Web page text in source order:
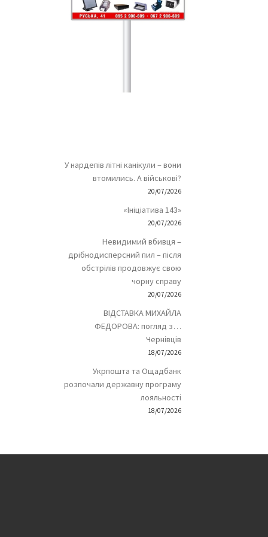
У нардепів літні канікули – вони
втомились. А військові?
20/07/2026
«Ініціатива 143»
20/07/2026
Невидимий вбивця –
дрібнодисперсний пил – після
обстрілів продовжує свою
чорну справу
20/07/2026
ВІДСТАВКА МИХАЙЛА
ФЕДОРОВА: погляд з…
Чернівців
18/07/2026
Укрпошта та Ощадбанк
розпочали державну програму
лояльності
18/07/2026